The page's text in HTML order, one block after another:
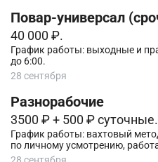
Повар-универсал
40 000 ₽.
График работы: выходные и
до 6:00.
28 сентября
Разнорабочие
3500 ₽ + 500 ₽ суточные.
График работы: вахтовый
по личному усмотрению,